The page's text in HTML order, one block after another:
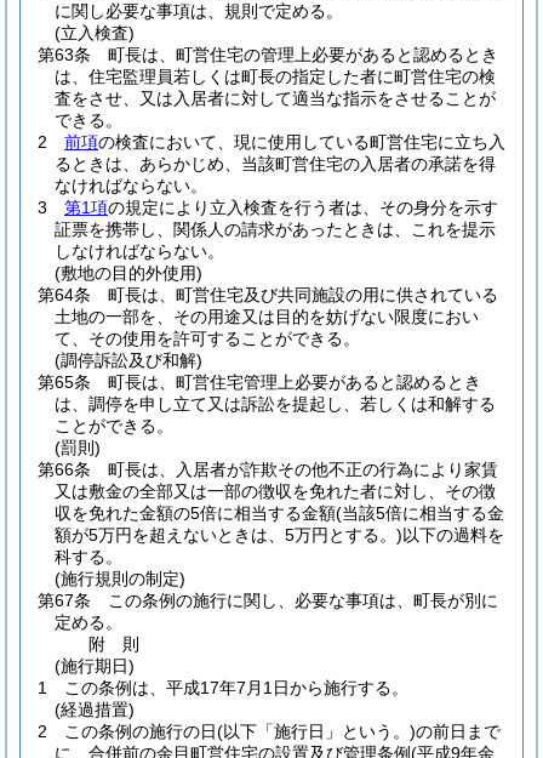
に関し必要な事項は、規則で定める。
(立入検査)
第63条
町長は、町営住宅の管理上必要があると認めるとき
は、住宅監理員若しくは町長の指定した者に町営住宅の検
査をさせ、又は入居者に対して適当な指示をさせることが
できる。
2
前項の検査において、現に使用している町営住宅に立ち入
るときは、あらかじめ、当該町営住宅の入居者の承諾を得
なければならない。
3
第1項の規定により立入検査を行う者は、その身分を示す
証票を携帯し、関係人の請求があったときは、これを提示
しなければならない。
(敷地の目的外使用)
第64条
町長は、町営住宅及び共同施設の用に供されている
土地の一部を、その用途又は目的を妨げない限度におい
て、その使用を許可することができる。
(調停訴訟及び和解)
第65条
町長は、町営住宅管理上必要があると認めるとき
は、調停を申し立て又は訴訟を提起し、若しくは和解する
ことができる。
(罰則)
第66条
町長は、入居者が詐欺その他不正の行為により家賃
又は敷金の全部又は一部の徴収を免れた者に対し、その徴
収を免れた金額の5倍に相当する金額(当該5倍に相当する金
額が5万円を超えないときは、5万円とする。)以下の過料を
科する。
(施行規則の制定)
第67条
この条例の施行に関し、必要な事項は、町長が別に
定める。
附 則
(施行期日)
1
この条例は、平成17年7月1日から施行する。
(経過措置)
2
この条例の施行の日(以下「施行日」という。)の前日まで
に、合併前の余目町営住宅の設置及び管理条例(平成9年余